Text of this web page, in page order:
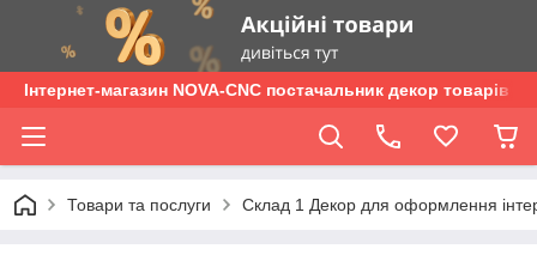
Інтернет-магазин NOVA-CNC постачальник декор товарів
Товари та послуги Склад 1 Декор для оформлення